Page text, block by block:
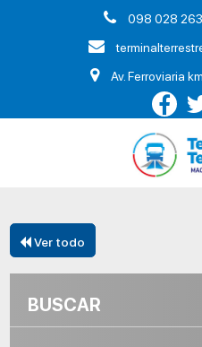
098 028
Av. Ferroviaria
Ver todo
BUSCAR